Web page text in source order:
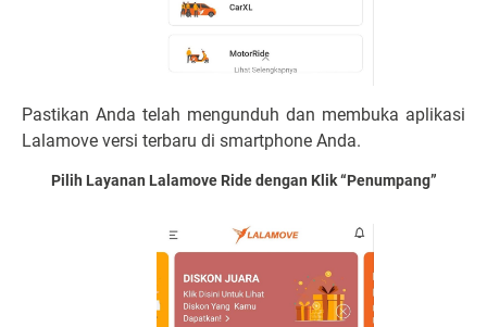
Pastikan Anda telah mengunduh dan membuka aplikasi
Lalamove versi terbaru di smartphone Anda.
Pilih Layanan Lalamove Ride dengan Klik “Penumpang”